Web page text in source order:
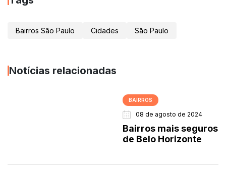
Bairros São Paulo Cidades São Paulo
Notícias relacionadas
BAIRROS
08 de agosto de 2024
Bairros mais seguros
de Belo Horizonte